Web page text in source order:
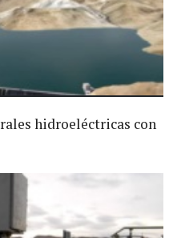
hidroeléctricas con